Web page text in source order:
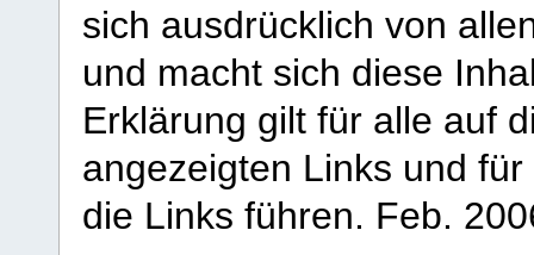
sich ausdrücklich von
und macht sich diese
Erklärung gilt für alle auf
angezeigten Links und
die Links führen. Feb.